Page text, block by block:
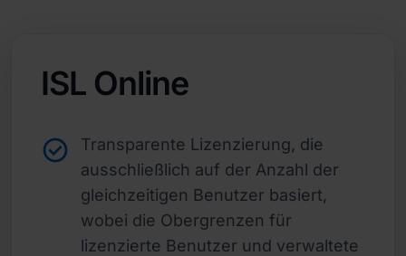
ISL Online
Transparente Lizenzierung, die
ausschließlich auf der Anzahl der
gleichzeitigen Benutzer basiert,
wobei die Obergrenzen für
lizenzierte Benutzer und verwaltete